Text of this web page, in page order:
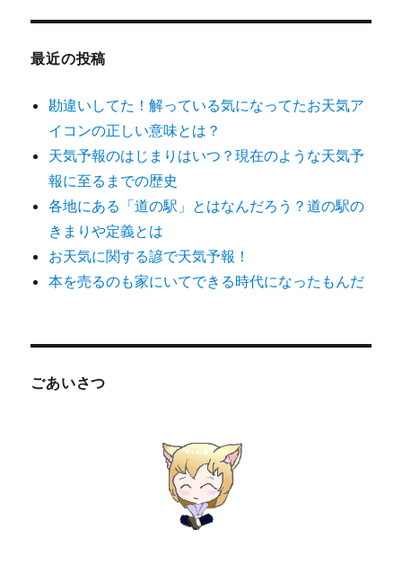
ン
象:
最近の投稿
勘違いしてた！解っている気になってたお天気ア
イコンの正しい意味とは？
天気予報のはじまりはいつ？現在のような天気予
報に至るまでの歴史
各地にある「道の駅」とはなんだろう？道の駅の
きまりや定義とは
お天気に関する諺で天気予報！
本を売るのも家にいてできる時代になったもんだ
ごあいさつ